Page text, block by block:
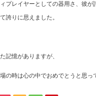
プレイヤーとしての器用さ、彼が
誇りに思えました。
記憶がありますが、
の時は心の中でおめでとうと思っ